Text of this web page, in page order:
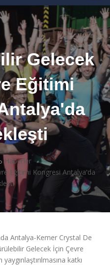
Gelecek
Eğitimi
Haberler
Eğitimi Kongresi Antalya'da
Antalya-Kemer Crystal De
Gelecek İçin Çevre
katkı